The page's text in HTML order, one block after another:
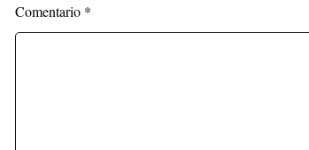
Comentario *